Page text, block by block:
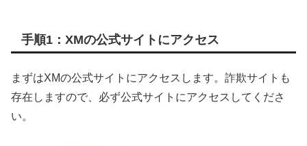
手順1：XMの公式サイトにアクセス
まずはXMの公式サイトにアクセスします。詐欺サイトも
存在しますので、必ず公式サイトにアクセスしてくださ
い。